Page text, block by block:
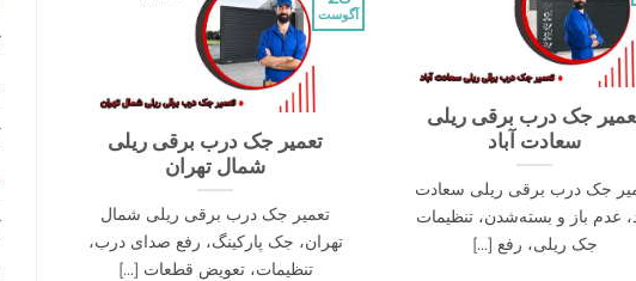
جک درب برقی ریلی
سعادت آباد
جک درب برقی ریلی سعادت
عدم باز و بسته‌شدن، تنظیمات
جک ریلی، رفع [...]
تعمیر جک درب برقی ریلی
شمال تهران
تعمیر جک درب برقی ریلی شمال
تهران، جک پارکینگ، رفع صدای درب،
تنظیمات، تعویض قطعات [...]
آگوست